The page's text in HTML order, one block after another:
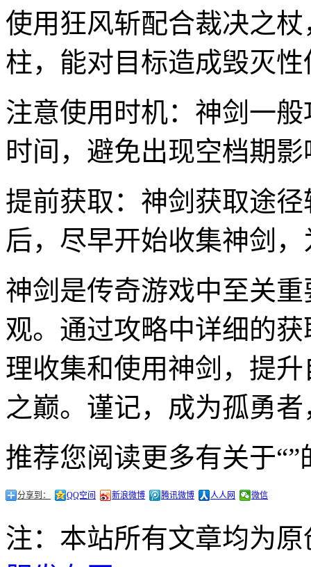
使用狂风斩配合裁决之
柱，能对目标造成毁灭性
注意使用时机：神剑一
时间，避免出现空档期
提前获取：神剑获取途
后，尽早开始收集神剑
神剑是传奇游戏中至关
观。通过攻略中详细的
理收集和使用神剑，提
之巅。谨记，成为孤勇
推荐您阅读更多有关于“”
分享到： QQ空间 新浪微博 腾讯微博 人人网 微信
注：本站所有文章均为